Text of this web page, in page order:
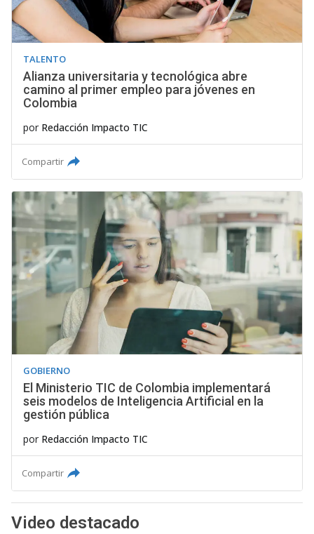
TALENTO
Alianza universitaria y tecnológica abre
camino al primer empleo para jóvenes en
Colombia
por Redacción Impacto TIC
Compartir
GOBIERNO
El Ministerio TIC de Colombia implementará
seis modelos de Inteligencia Artificial en la
gestión pública
por Redacción Impacto TIC
Compartir
Video destacado